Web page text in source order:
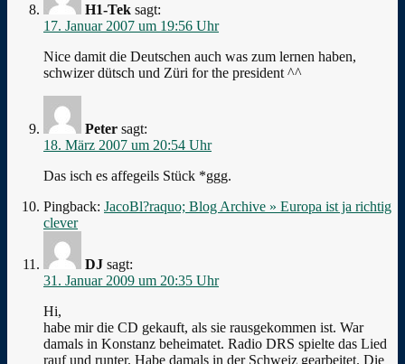
H1-Tek sagt:
17. Januar 2007 um 19:56 Uhr
Nice damit die Deutschen auch was zum lernen haben,
schwizer dütsch und Züri for the president ^^
Peter sagt:
18. März 2007 um 20:54 Uhr
Das isch es affegeils Stück *ggg.
Pingback: JacoBl?raquo; Blog Archive » Europa ist ja richtig
clever
DJ sagt:
31. Januar 2009 um 20:35 Uhr
Hi,
habe mir die CD gekauft, als sie rausgekommen ist. War
damals in Konstanz beheimatet. Radio DRS spielte das Lied
rauf und runter. Habe damals in der Schweiz gearbeitet. Die